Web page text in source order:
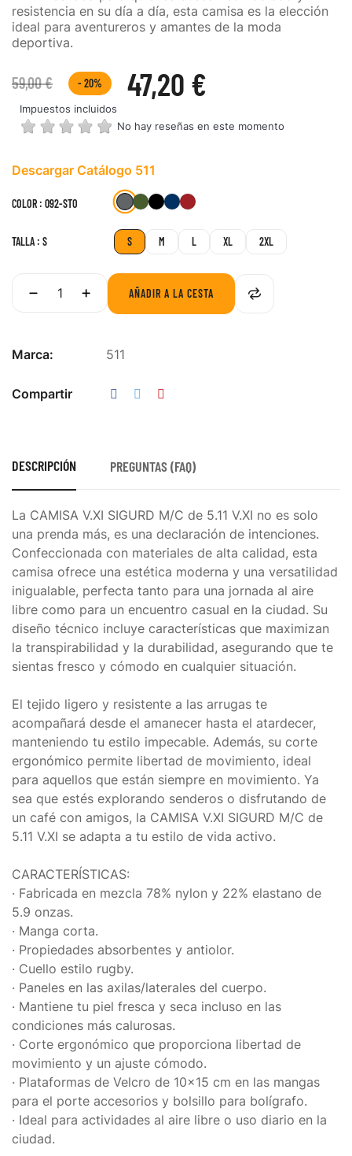
resistencia en su día a día, esta camisa es la elección
ideal para aventureros y amantes de la moda
deportiva.
59,00 € 47,20 €
- 20%
Impuestos incluidos
No hay reseñas en este momento
Descargar Catálogo 511
COLOR : 092-STO
092-186-019-724-477-
TALLA : S
S M L XL 2XL
AÑADIR A LA CESTA
Marca: 511
Compartir
DESCRIPCIÓN PREGUNTAS (FAQ)
La CAMISA V.XI SIGURD M/C de 5.11 V.XI no es solo
una prenda más, es una declaración de intenciones.
Confeccionada con materiales de alta calidad, esta
camisa ofrece una estética moderna y una versatilidad
inigualable, perfecta tanto para una jornada al aire
libre como para un encuentro casual en la ciudad. Su
diseño técnico incluye características que maximizan
la transpirabilidad y la durabilidad, asegurando que te
sientas fresco y cómodo en cualquier situación.
El tejido ligero y resistente a las arrugas te
acompañará desde el amanecer hasta el atardecer,
manteniendo tu estilo impecable. Además, su corte
ergonómico permite libertad de movimiento, ideal
para aquellos que están siempre en movimiento. Ya
sea que estés explorando senderos o disfrutando de
un café con amigos, la CAMISA V.XI SIGURD M/C de
5.11 V.XI se adapta a tu estilo de vida activo.
CARACTERÍSTICAS:
· Fabricada en mezcla 78% nylon y 22% elastano de
5.9 onzas.
· Manga corta.
· Propiedades absorbentes y antiolor.
· Cuello estilo rugby.
· Paneles en las axilas/laterales del cuerpo.
· Mantiene tu piel fresca y seca incluso en las
condiciones más calurosas.
· Corte ergonómico que proporciona libertad de
movimiento y un ajuste cómodo.
· Plataformas de Velcro de 10x15 cm en las mangas
para el porte accesorios y bolsillo para bolígrafo.
· Ideal para actividades al aire libre o uso diario en la
ciudad.